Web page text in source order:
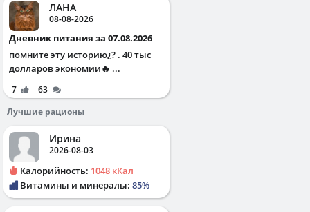
ЛАНА
08-08-2026
Дневник питания за 07.08.2026
помните эту историю¿? . 40 тыс
долларов экономии🔥 ...
7
63
Лучшие рационы
Ирина
2026-08-03
Калорийность: 1048 кКал
Витамины и минералы: 85%